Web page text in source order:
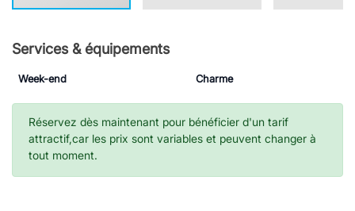
Services & équipements
Week-end Charme
Réservez dès maintenant pour bénéficier d'un tarif
attractif,car les prix sont variables et peuvent changer à
tout moment.